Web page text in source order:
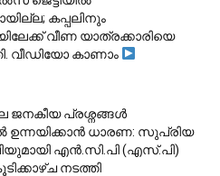
കപ്പലിനും
വീണ യാത്രക്കാരിയെ
വീഡിയോ കാണാം
ജനകീയ പ്രശ്നങ്ങൾ
ഉന്നയിക്കാൻ ധാരണ: സുപ്രിയ
എൻ.സി.പി (എസ്.പി)
നടത്തി